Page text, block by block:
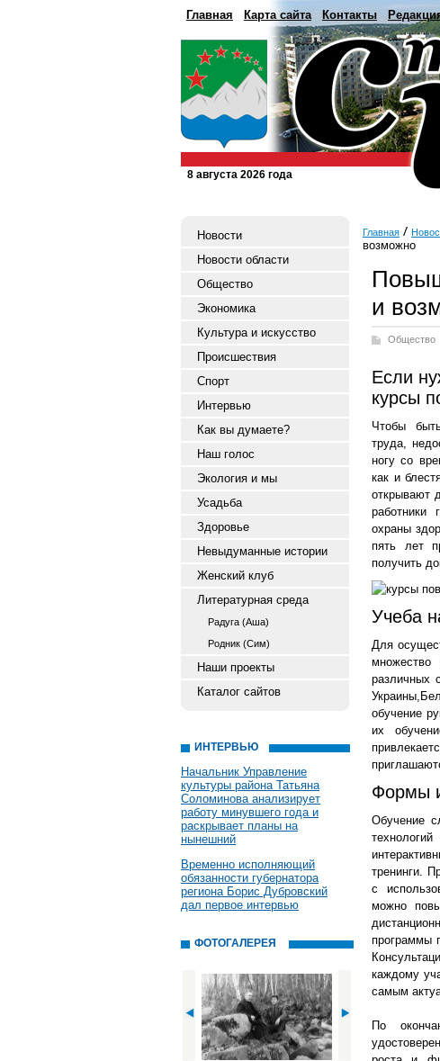
Главная Карта сайта Контакты
8 августа 2026 года
Новости
Новости области
Общество
Экономика
Культура и искусство
Происшествия
Спорт
Интервью
Как вы думаете?
Наш голос
Экология и мы
Усадьба
Здоровье
Невыдуманные истории
Женский клуб
Литературная среда
Радуга (Аша)
Родник (Сим)
Наши проекты
Каталог сайтов
ИНТЕРВЬЮ
Начальник Управление
культуры района Татьяна
Соломинова анализирует
работу минувшего года и
раскрывает планы на
нынешний
Временно исполняющий
обязанности губернатора
региона Борис Дубровский
дал первое интервью
ФОТОГАЛЕРЕЯ
Главная
возможно
и
Общество
Если
курсы
Чтобы
труда,
ногу со
как и
открывают
работники
охраны
пять лет
получить
Учеба
Для
различных
обучение
их
Формы
Обучение
тренинги.
с
можно
программы
каждому
самым
По